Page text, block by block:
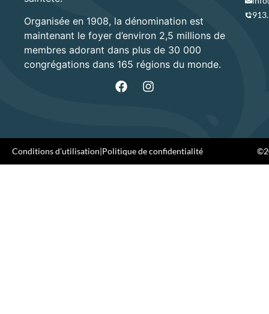
Organisée en 1908, la dénomination est
maintenant le foyer d’environ 2,5 millions de
membres adorant dans plus de 30 000
congrégations dans 165 régions du monde.
Conditions d'utilisation|Politique de confidentialité